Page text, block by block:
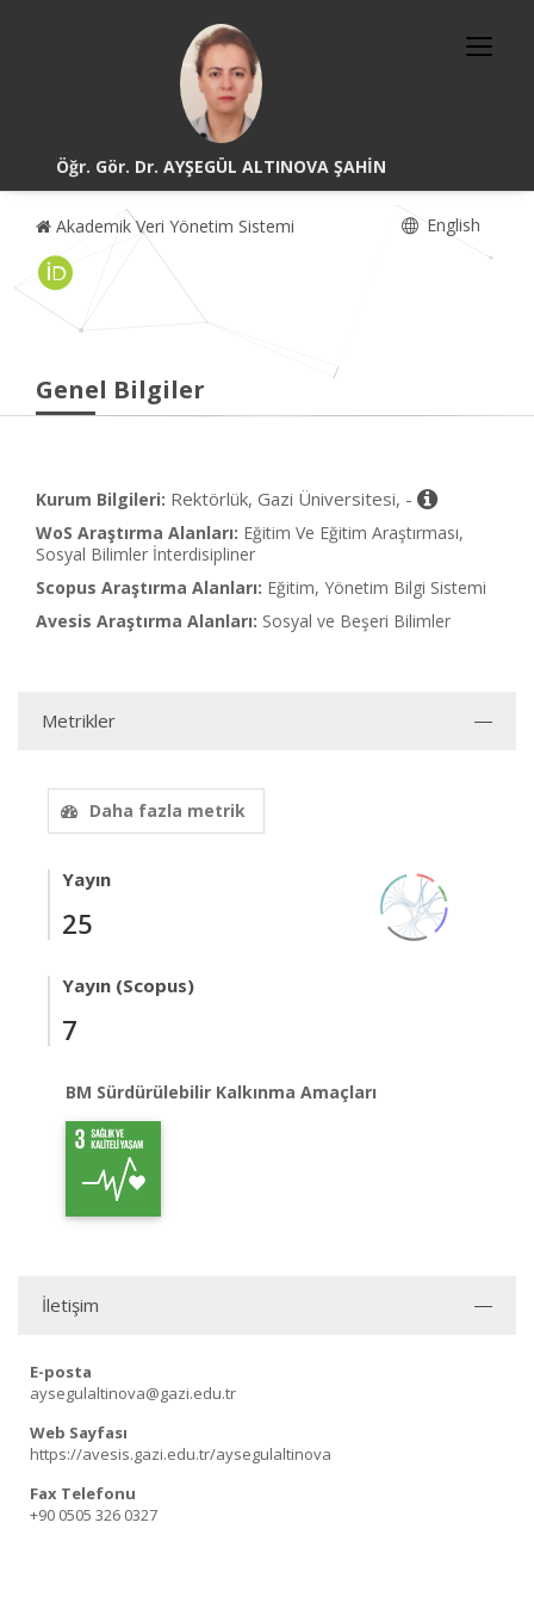
Öğr. Gör. Dr. AYŞEGÜL ALTINOVA ŞAHİN
Akademik Veri Yönetim Sistemi English
Genel Bilgiler
Kurum Bilgileri: Rektörlük, Gazi Üniversitesi, -
WoS Araştırma Alanları: Eğitim Ve Eğitim Araştırması,
Sosyal Bilimler İnterdisipliner
Scopus Araştırma Alanları: Eğitim, Yönetim Bilgi Sistemi
Avesis Araştırma Alanları: Sosyal ve Beşeri Bilimler
Metrikler
Daha fazla metrik
Yayın
25
Yayın (Scopus)
7
BM Sürdürülebilir Kalkınma Amaçları
İletişim
E-posta
aysegulaltinova@gazi.edu.tr
Web Sayfası
https://avesis.gazi.edu.tr/aysegulaltinova
Fax Telefonu
+90 0505 326 0327